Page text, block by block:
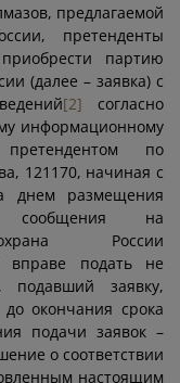
предлагаемой
претенденты
партию
(далее – заявка) с
[2] согласно
информационному
по
121170, начиная с
размещения
сообщения на
России
вправе подать не
подавший заявку,
окончания срока
подачи заявок –
о соответствии
настоящим